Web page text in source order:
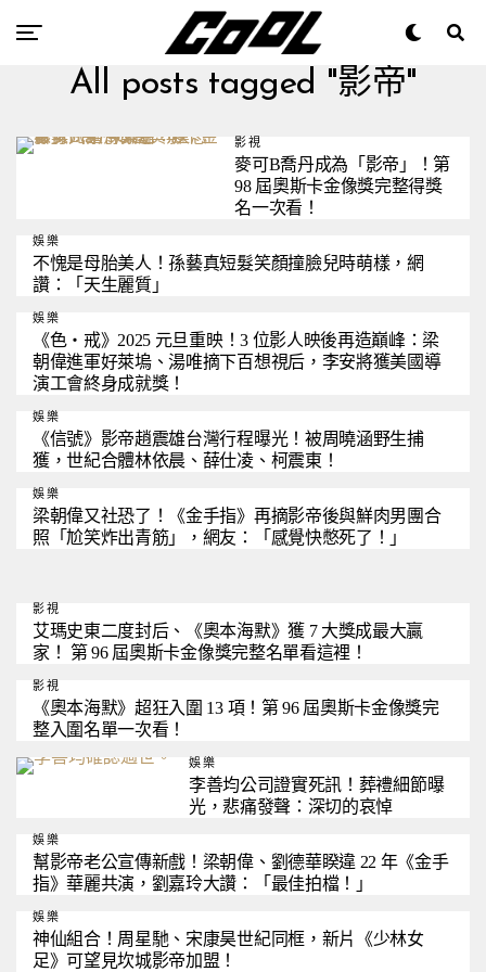
All posts tagged "影帝"
影視
麥可B喬丹成為「影帝」！第
98 屆奧斯卡金像獎完整得獎
名一次看！
娛樂
不愧是母胎美人！孫藝真短髮笑顏撞臉兒時萌樣，網
讚：「天生麗質」
娛樂
《色‧戒》2025 元旦重映！3 位影人映後再造巔峰：梁
朝偉進軍好萊塢、湯唯摘下百想視后，李安將獲美國導
演工會終身成就獎！
娛樂
《信號》影帝趙震雄台灣行程曝光！被周曉涵野生捕
獲，世紀合體林依晨、薛仕凌、柯震東！
娛樂
梁朝偉又社恐了！《金手指》再摘影帝後與鮮肉男團合
照「尬笑炸出青筋」，網友：「感覺快憋死了！」
影視
艾瑪史東二度封后、《奧本海默》獲 7 大獎成最大贏
家！ 第 96 屆奧斯卡金像獎完整名單看這裡！
影視
《奧本海默》超狂入圍 13 項！第 96 屆奧斯卡金像獎完
整入圍名單一次看！
娛樂
李善均公司證實死訊！葬禮細節曝
光，悲痛發聲：深切的哀悼
娛樂
幫影帝老公宣傳新戲！梁朝偉、劉德華睽違 22 年《金手
指》華麗共演，劉嘉玲大讚：「最佳拍檔！」
娛樂
神仙組合！周星馳、宋康昊世紀同框，新片《少林女
足》可望見坎城影帝加盟！